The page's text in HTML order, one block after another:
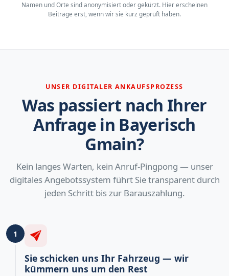
Namen und Orte sind anonymisiert oder gekürzt. Hier erscheinen
Beiträge erst, wenn wir sie kurz geprüft haben.
UNSER DIGITALER ANKAUFSPROZESS
Was passiert nach Ihrer
Anfrage in Bayerisch
Gmain?
Kein langes Warten, kein Anruf-Pingpong — unser
digitales Angebotssystem führt Sie transparent durch
jeden Schritt bis zur Barauszahlung.
1
Sie schicken uns Ihr Fahrzeug — wir
kümmern uns um den Rest